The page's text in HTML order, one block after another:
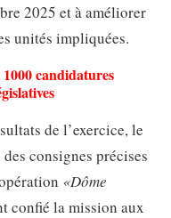
2025 et à améliorer
unités impliquées.
candidatures
de l’exercice, le
consignes précises
«Dôme
confié la mission aux